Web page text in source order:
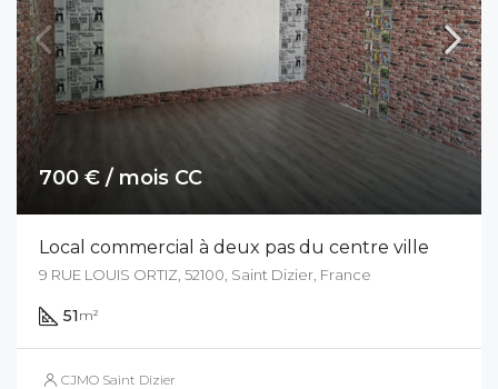
700 € / mois CC
Local commercial à deux pas du centre ville
9 RUE LOUIS ORTIZ, 52100, Saint Dizier, France
51 m²
CJMO Saint Dizier